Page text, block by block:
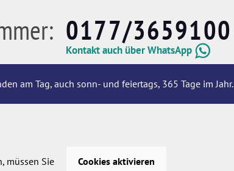
0177/3659100
Kontakt auch über WhatsApp
am Tag, auch sonn- und feiertags, 365 Tage im Jahr.
müssen Sie Cookies aktivieren